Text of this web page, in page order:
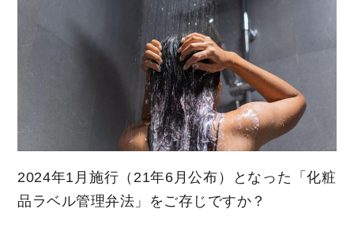
2024年1月施行（21年6月公布）となった「化粧
品ラベル管理弁法」をご存じですか？